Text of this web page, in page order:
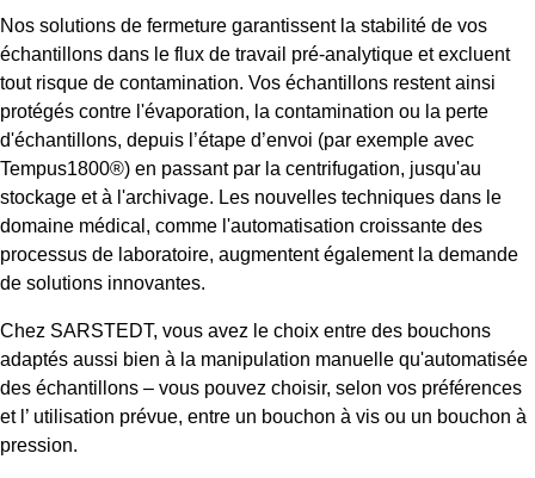
Nos solutions de fermeture garantissent la stabilité de vos
échantillons dans le flux de travail pré-analytique et excluent
tout risque de contamination. Vos échantillons restent ainsi
protégés contre l'évaporation, la contamination ou la perte
d'échantillons, depuis l’étape d’envoi (par exemple avec
Tempus1800®) en passant par la centrifugation, jusqu'au
stockage et à l'archivage. Les nouvelles techniques dans le
domaine médical, comme l'automatisation croissante des
processus de laboratoire, augmentent également la demande
de solutions innovantes.
Chez SARSTEDT, vous avez le choix entre des bouchons
adaptés aussi bien à la manipulation manuelle qu'automatisée
des échantillons – vous pouvez choisir, selon vos préférences
et l’ utilisation prévue, entre un bouchon à vis ou un bouchon à
pression.